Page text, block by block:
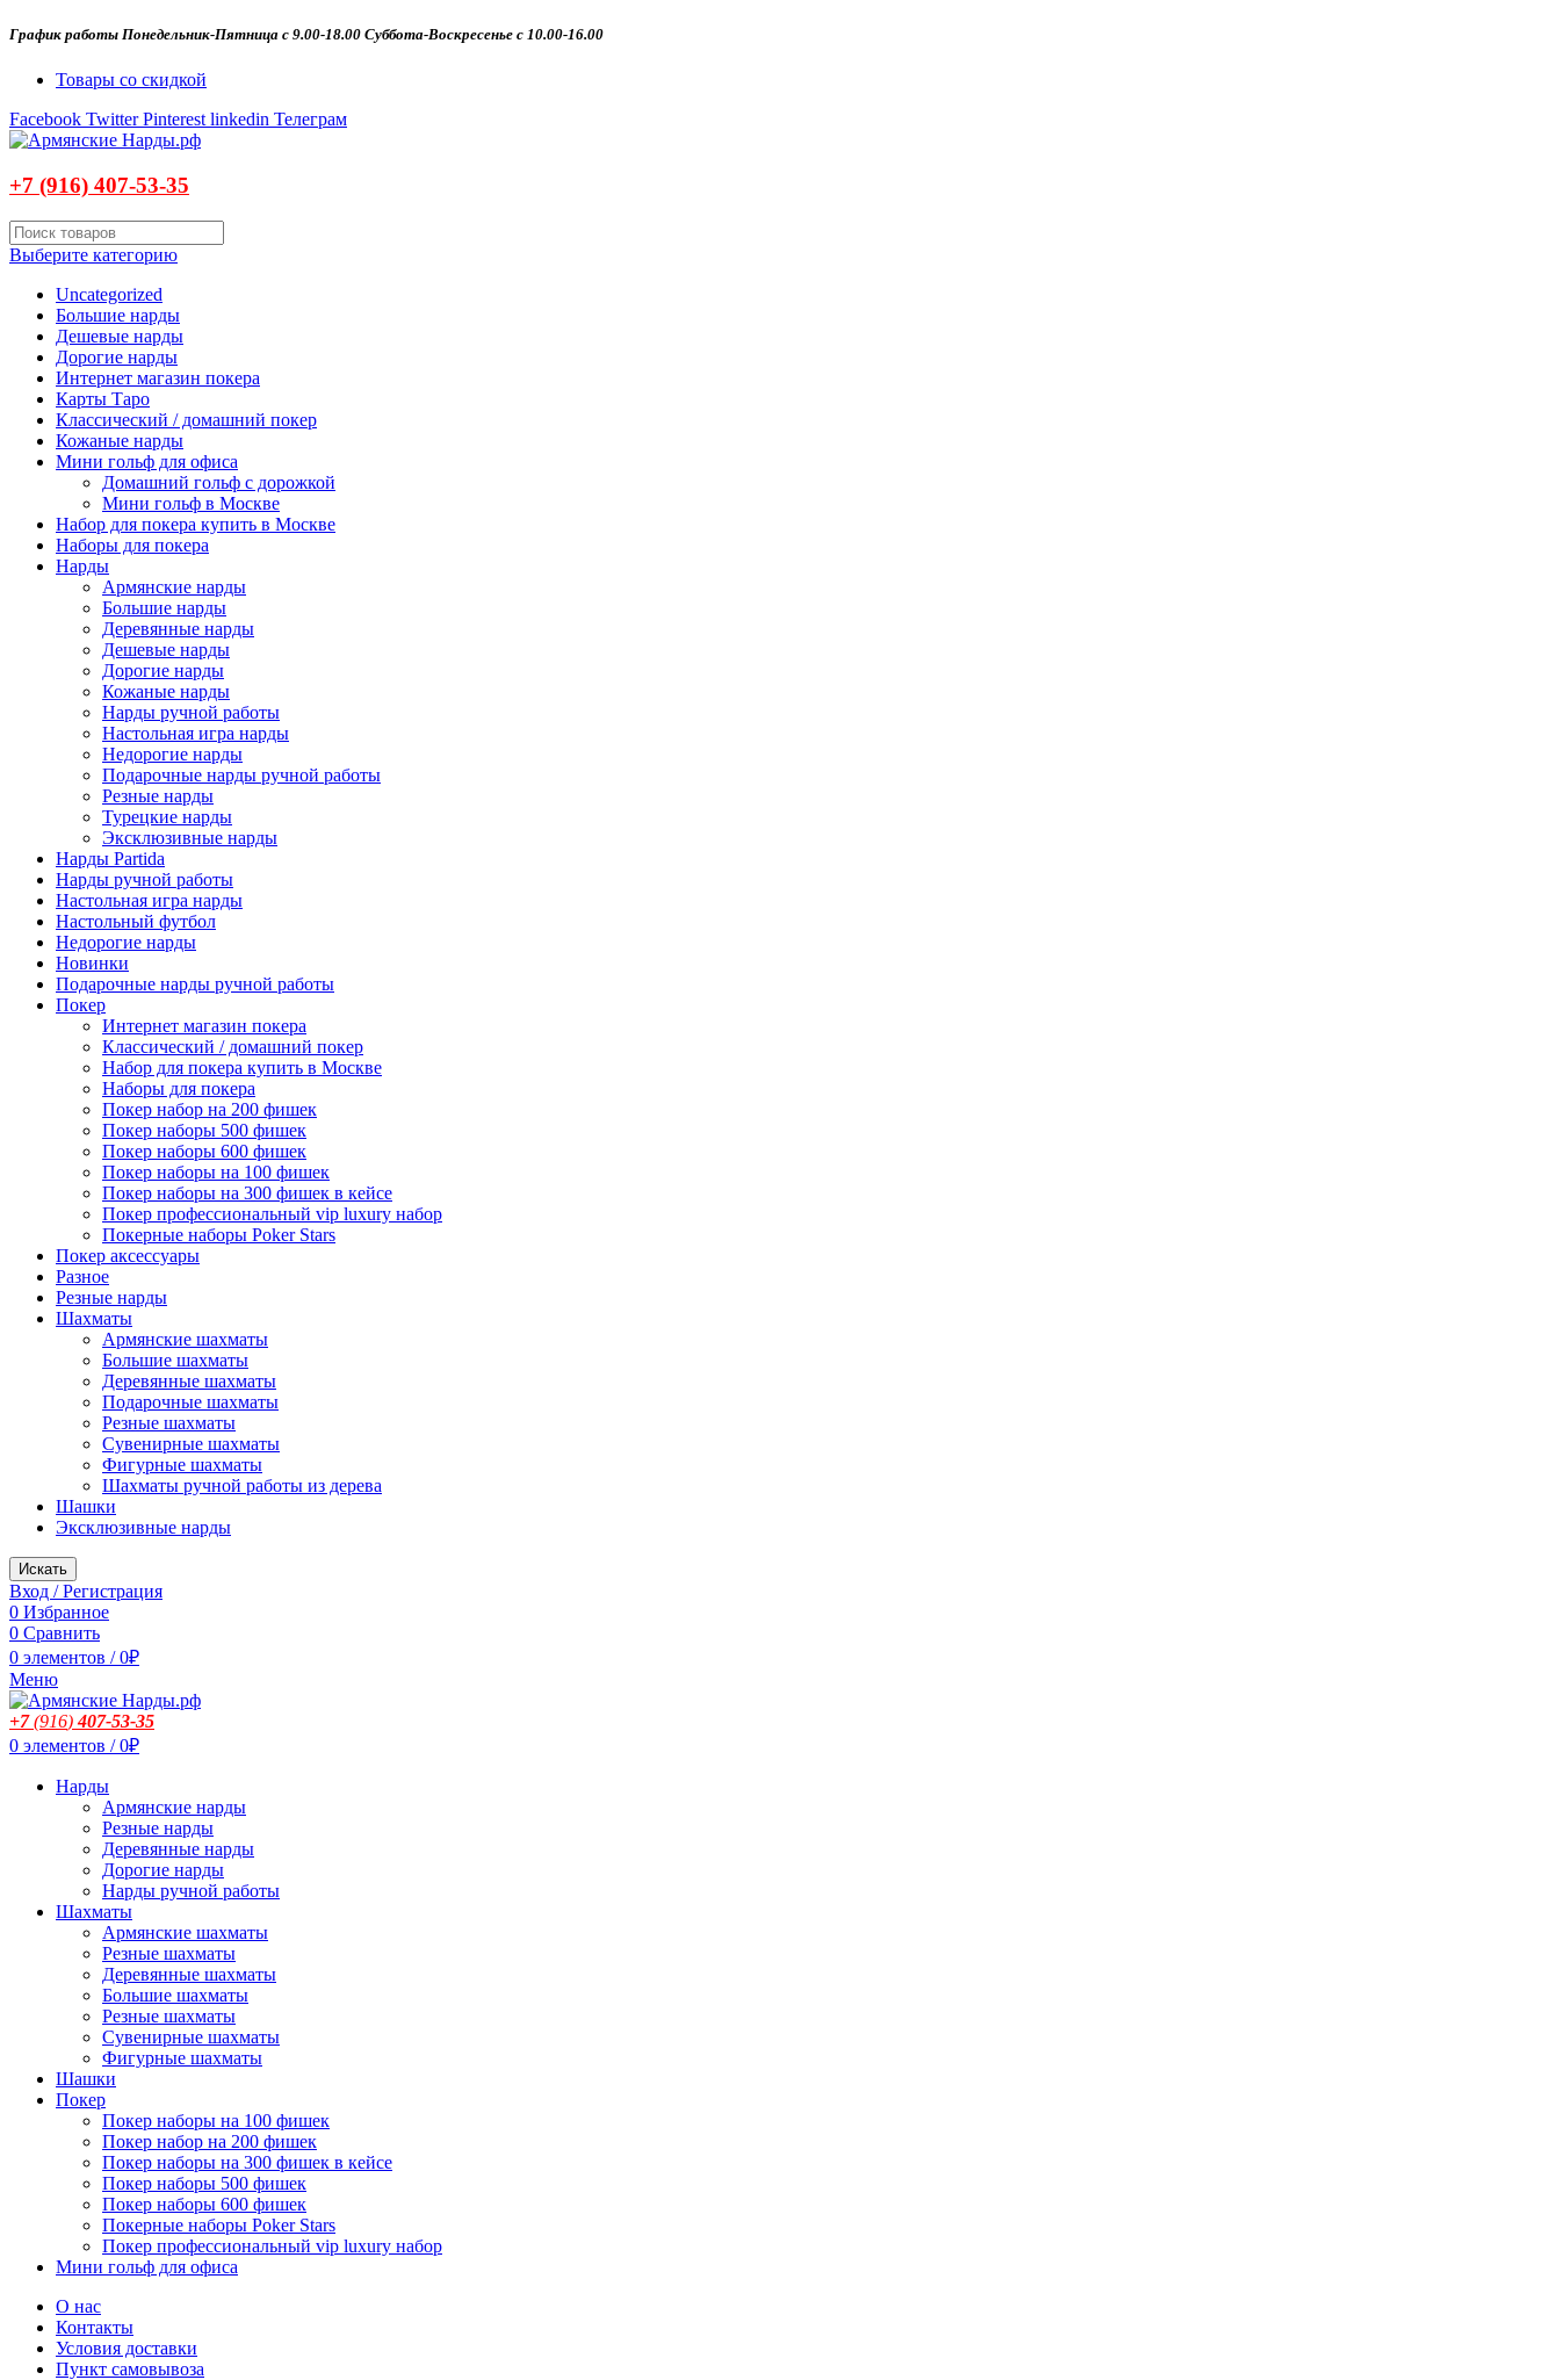
График работы Понедельник-Пятница с 9.00-18.00 Суббота-Воскресенье с 10.00-16.00
Товары со скидкой
Facebook Twitter Pinterest linkedin Телеграм
+7 (916) 407-53-35
Выберите категорию
Uncategorized
Большие нарды
Дешевые нарды
Дорогие нарды
Интернет магазин покера
Карты Таро
Классический / домашний покер
Кожаные нарды
Мини гольф для офиса
Домашний гольф с дорожкой
Мини гольф в Москве
Набор для покера купить в Москве
Наборы для покера
Нарды
Армянские нарды
Большие нарды
Деревянные нарды
Дешевые нарды
Дорогие нарды
Кожаные нарды
Нарды ручной работы
Настольная игра нарды
Недорогие нарды
Подарочные нарды ручной работы
Резные нарды
Турецкие нарды
Эксклюзивные нарды
Нарды Partida
Нарды ручной работы
Настольная игра нарды
Настольный футбол
Недорогие нарды
Новинки
Подарочные нарды ручной работы
Покер
Интернет магазин покера
Классический / домашний покер
Набор для покера купить в Москве
Наборы для покера
Покер набор на 200 фишек
Покер наборы 500 фишек
Покер наборы 600 фишек
Покер наборы на 100 фишек
Покер наборы на 300 фишек в кейсе
Покер профессиональный vip luxury набор
Покерные наборы Poker Stars
Покер аксессуары
Разное
Резные нарды
Шахматы
Армянские шахматы
Большие шахматы
Деревянные шахматы
Подарочные шахматы
Резные шахматы
Сувенирные шахматы
Фигурные шахматы
Шахматы ручной работы из дерева
Шашки
Эксклюзивные нарды
Искать
Вход / Регистрация
0 Избранное
0 Сравнить
0 элементов / 0₽
Меню
+7(916)407-53-35
0 элементов / 0₽
Нарды
Армянские нарды
Резные нарды
Деревянные нарды
Дорогие нарды
Нарды ручной работы
Шахматы
Армянские шахматы
Резные шахматы
Деревянные шахматы
Большие шахматы
Резные шахматы
Сувенирные шахматы
Фигурные шахматы
Шашки
Покер
Покер наборы на 100 фишек
Покер набор на 200 фишек
Покер наборы на 300 фишек в кейсе
Покер наборы 500 фишек
Покер наборы 600 фишек
Покерные наборы Poker Stars
Покер профессиональный vip luxury набор
Мини гольф для офиса
О нас
Контакты
Условия доставки
Пункт самовывоза